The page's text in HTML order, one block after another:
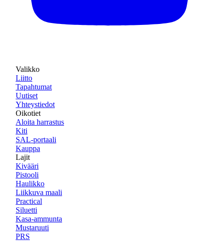
Valikko
Liitto
Tapahtumat
Uutiset
Yhteystiedot
Oikotiet
Aloita harrastus
Kiti
SAL-portaali
Kauppa
Lajit
Kivääri
Pistooli
Haulikko
Liikkuva maali
Practical
Siluetti
Kasa-ammunta
Mustaruuti
PRS